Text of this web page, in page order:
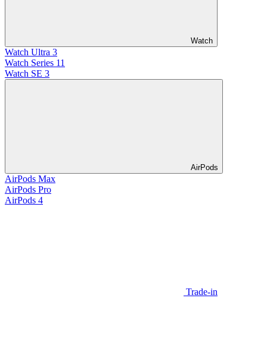
Watch
Watch Ultra 3
Watch Series 11
Watch SE 3
AirPods
AirPods Max
AirPods Pro
AirPods 4
Trade-in